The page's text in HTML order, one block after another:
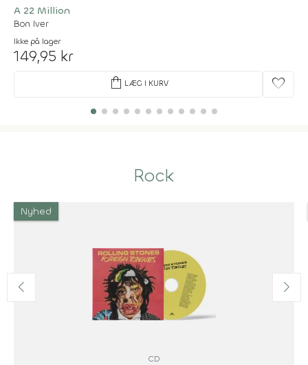
A 22 Million
Bon Iver
Ikke på lager
149,95 kr
shopping_bag LÆG I KURV favorite
Rock
Nyhed
CD